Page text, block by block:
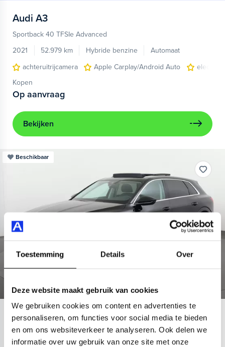
Toestemming Details Over
Deze website maakt gebruik van cookies
We gebruiken cookies om content en advertenties te
personaliseren, om functies voor social media te bieden
en om ons websiteverkeer te analyseren. Ook delen we
informatie over uw gebruik van onze site met onze
Audi A3
Sportback 40 TFSIe Advanced
2021
52.979 km Hybride benzine
Automaat
achteruitrijcamera
Apple Carplay/Android Auto
Kopen
Op aanvraag
Bekijken
Beschikbaar
Audi e-tron
55 quattro Advanced 95 kWh